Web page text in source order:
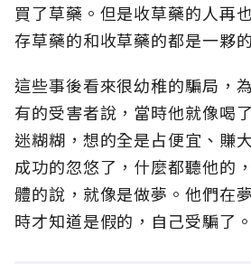
買了草藥。但是收草藥的人
存草藥的和收草藥的都是一夥
這些事後看來很幼稚的騙局，
有的受害者說，當時他就像喝
迷糊糊，想的全是占便宜、賺
成功的忽悠了，什麼都聽他的
體的說，就像是做夢。他們在
時才知道是假的，自己受騙了。